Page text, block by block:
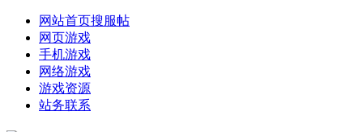
网站首页搜服帖
网页游戏
手机游戏
网络游戏
游戏资源
站务联系